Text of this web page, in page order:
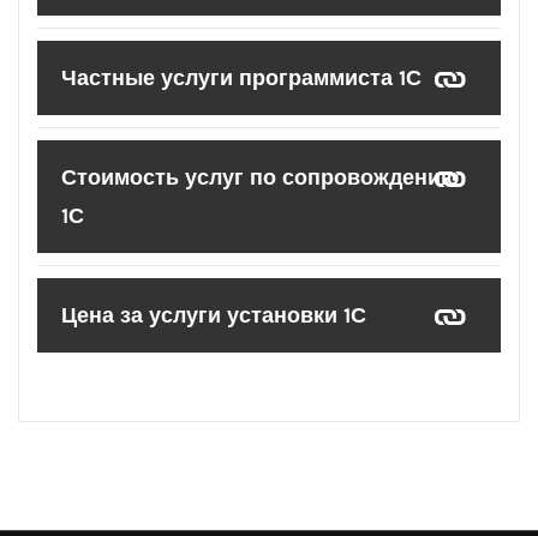
Частные услуги программиста 1С
Стоимость услуг по сопровождению
1С
Цена за услуги установки 1С